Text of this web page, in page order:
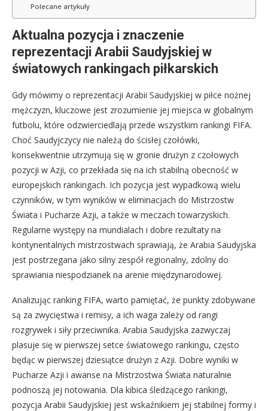
Polecane artykuły
Aktualna pozycja i znaczenie
reprezentacji Arabii Saudyjskiej w
światowych rankingach piłkarskich
Gdy mówimy o reprezentacji Arabii Saudyjskiej w piłce nożnej
mężczyzn, kluczowe jest zrozumienie jej miejsca w globalnym
futbolu, które odzwierciedlają przede wszystkim rankingi FIFA.
Choć Saudyjczycy nie należą do ścisłej czołówki,
konsekwentnie utrzymują się w gronie drużyn z czołowych
pozycji w Azji, co przekłada się na ich stabilną obecność w
europejskich rankingach. Ich pozycja jest wypadkową wielu
czynników, w tym wyników w eliminacjach do Mistrzostw
Świata i Pucharze Azji, a także w meczach towarzyskich.
Regularne występy na mundialach i dobre rezultaty na
kontynentalnych mistrzostwach sprawiają, że Arabia Saudyjska
jest postrzegana jako silny zespół regionalny, zdolny do
sprawiania niespodzianek na arenie międzynarodowej.
Analizując ranking FIFA, warto pamiętać, że punkty zdobywane
są za zwycięstwa i remisy, a ich waga zależy od rangi
rozgrywek i siły przeciwnika. Arabia Saudyjska zazwyczaj
plasuje się w pierwszej setce światowego rankingu, często
będąc w pierwszej dziesiątce drużyn z Azji. Dobre wyniki w
Pucharze Azji i awanse na Mistrzostwa Świata naturalnie
podnoszą jej notowania. Dla kibica śledzącego rankingi,
pozycja Arabii Saudyjskiej jest wskaźnikiem jej stabilnej formy i